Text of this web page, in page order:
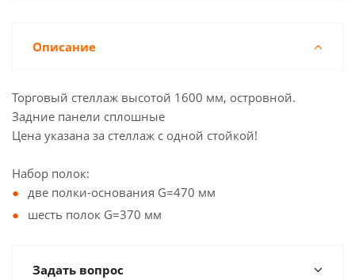
Описание
Торговый стеллаж высотой 1600 мм, островной.
Задние панели сплошные
Цена указана за стеллаж с одной стойкой!
Набор полок:
две полки-основания G=470 мм
шесть полок G=370 мм
Задать вопрос